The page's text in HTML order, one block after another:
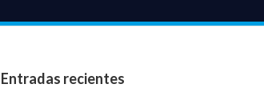
Entradas recientes